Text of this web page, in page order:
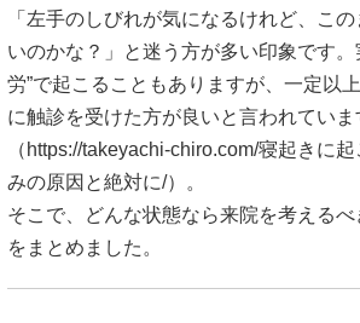
「左手のしびれが気になるけれど、こ
いのかな？」と迷う方が多い印象です。
労”で起こることもありますが、一定以
に触診を受けた方が良いと言われていま
（ https://takeyachi-chiro.com/寝起きに
みの原因と絶対に/）。
そこで、どんな状態なら来院を考える
をまとめました。